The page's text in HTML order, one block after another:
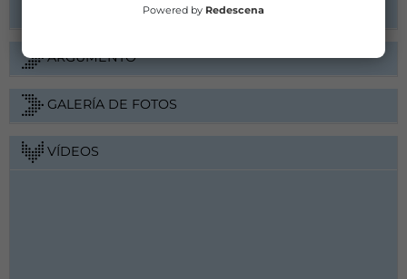
FICHA ARTÍSTICA
ARGUMENTO
GALERÍA DE FOTOS
VÍDEOS
Powered by Redescena